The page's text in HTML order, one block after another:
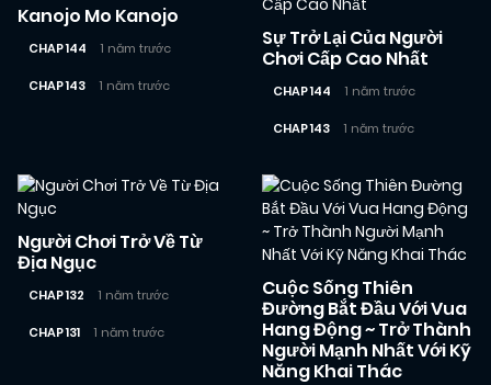
Kanojo Mo Kanojo
CHAP 144 1 năm trước
CHAP 143 1 năm trước
Sự Trở Lại Của Người
Chơi Cấp Cao Nhất
CHAP 144 1 năm trước
CHAP 143 1 năm trước
Người Chơi Trở Về Từ
Địa Ngục
CHAP 132 1 năm trước
CHAP 131 1 năm trước
Cuộc Sống Thiên
Đường Bắt Đầu Với Vua
Hang Động ~ Trở Thành
Người Mạnh Nhất Với Kỹ
Năng Khai Thác